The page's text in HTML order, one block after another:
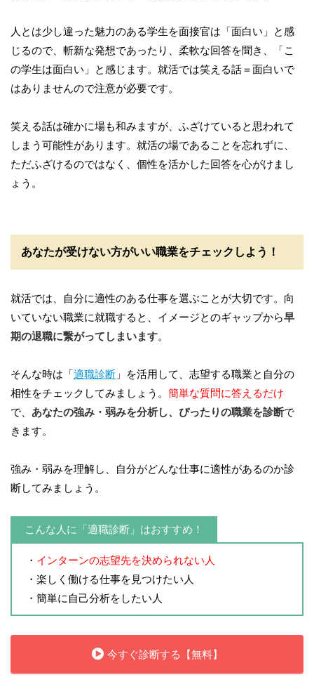
人とは少し違った魅力のある学生を面接官は「面白い」と感
じるので、斬新な発想であったり、柔軟な回答を聞き、「こ
の学生は面白い」と感じます。就活では笑える話＝面白いで
はありませんので注意が必要です。
笑える話は確かに場も和みますが、ふざけていると思われて
しまう可能性があります。就活の場であることを忘れずに、
ただふざけるのではなく、個性を活かした回答を心がけまし
ょう。
あなたが受けない方がいい職業をチェックしよう！
就活では、自分に適性のある仕事を選ぶことが大切です。向
いていない職業に就職すると、イメージとのギャップから早
期の退職に繋がってしまいます。
そんな時は「適職診断 」を活用して、志望する職業と自分の
相性をチェックしてみましょう。 簡単な質問に答えるだけ
で、 あなたの強み・弱みを分析し、ぴったりの職業を診断で
きます。
強み・弱みを理解し、自分がどんな仕事に適性があるのか診
断してみましょう。
こんな人に「適職診断」はおすすめ！
・ インターンの志望先を決められない人
・楽しく働ける仕事を見つけたい人
・簡単に自己分析をしたい人
今すぐ診断する【無料】